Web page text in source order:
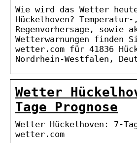
Wie wird das Wetter
Hückelhoven?
Regenvorhersage, sowie
Wetterwarnungen finden
wetter.com für 41836
Nordrhein-Westfalen,
Wetter
Tage Prognose
Wetter Hückelhoven: 7-
wetter.com